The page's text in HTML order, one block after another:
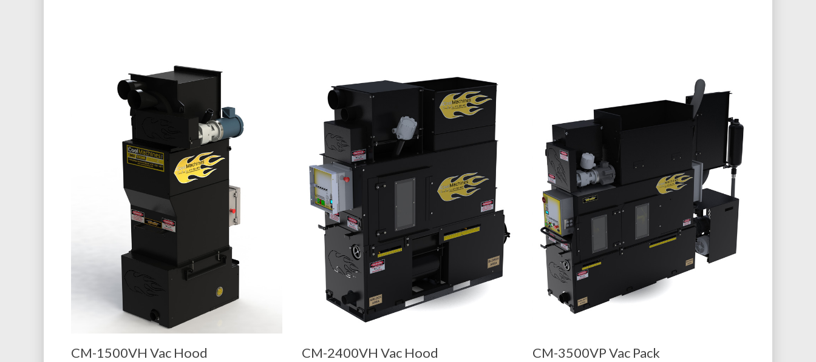
CM-1500VH Vac Hood CM-2400VH Vac Hood CM-3500VP Vac Pack